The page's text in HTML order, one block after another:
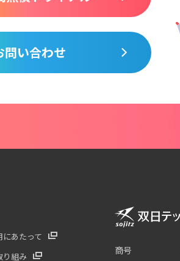
問い合わせ
にあたって
り組み
商号